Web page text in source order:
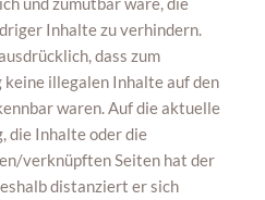
Inhalte zu verhindern.
dass zum
illegalen Inhalte auf den
waren. Auf die aktuelle
die Inhalte oder die
verknüpften Seiten hat der
distanziert er sich